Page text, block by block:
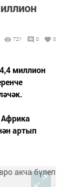
721 0 0
миллион
артып